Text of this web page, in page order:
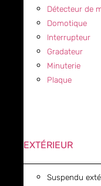
Détecteur de
Domotique
Interrupteur
Gradateur
Minuterie
Plaque
EXTÉRIEUR
Suspendu